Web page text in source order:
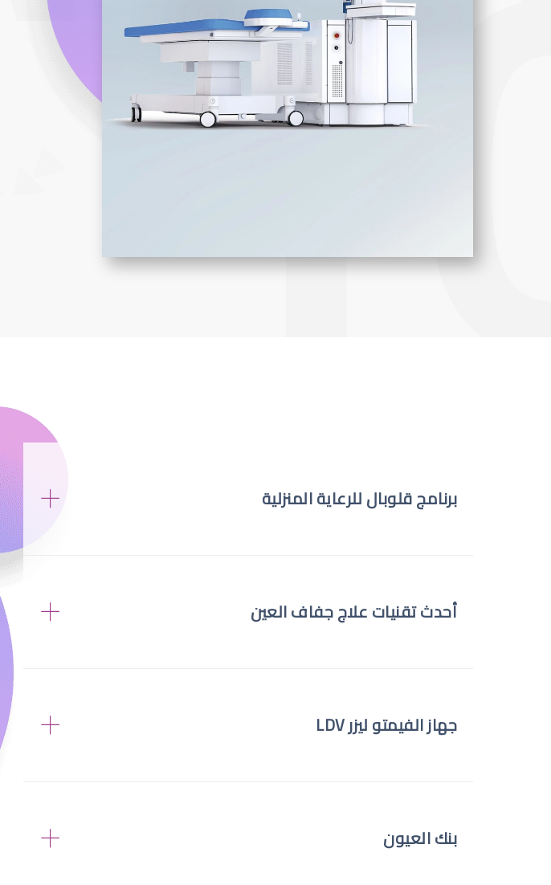
برنامج قلوبال للرعاية المنزلية
أحدث تقنيات علاج جفاف العين
جهاز الفيمتو ليزر LDV
بنك العيون